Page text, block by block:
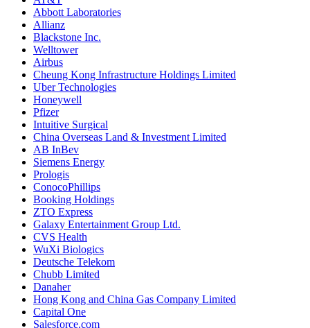
Abbott Laboratories
Allianz
Blackstone Inc.
Welltower
Airbus
Cheung Kong Infrastructure Holdings Limited
Uber Technologies
Honeywell
Pfizer
Intuitive Surgical
China Overseas Land & Investment Limited
AB InBev
Siemens Energy
Prologis
ConocoPhillips
Booking Holdings
ZTO Express
Galaxy Entertainment Group Ltd.
CVS Health
WuXi Biologics
Deutsche Telekom
Chubb Limited
Danaher
Hong Kong and China Gas Company Limited
Capital One
Salesforce.com